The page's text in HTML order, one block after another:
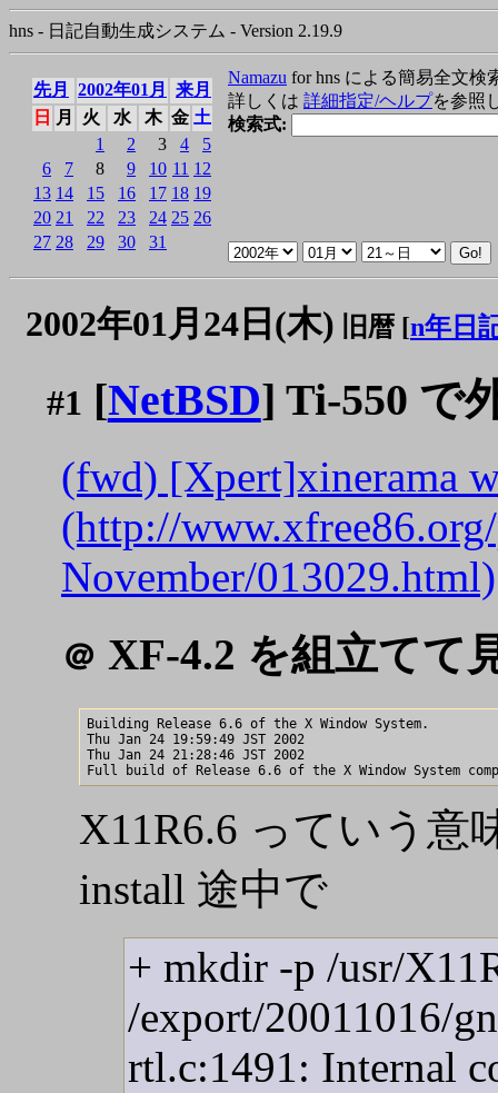
hns - 日記自動生成システム - Version 2.19.9
先月 2002年01月
来月
日
月 火 水 木 金 土
1
2 3 4
5
6
7 8 9 10 11 12
13 14 15 16 17 18 19
20 21 22 23 24 25 26
27 28 29 30 31
Namazu for hns による簡易全文検
詳しくは 詳細指定/ヘルプを参照
検索式:
2002年01月24日(木) 旧暦 [n年日
#1 [NetBSD] Ti-550 で
(fwd) [Xpert]xinerama
(http://
November/013029.html)
＠ XF-4.2 を組立てて
Building Release 6.6 of the X Window System.
Thu Jan 24 19:59:49 JST 2002
Thu Jan 24 21:28:46 JST 2002
X11R6.6 っていう意
install 途中で
+ mkdir -p /usr/
/export/20011016/
rtl.c:1491: Internal